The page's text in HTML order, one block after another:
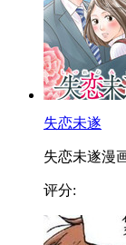
失恋未遂
失恋未遂漫
评分: